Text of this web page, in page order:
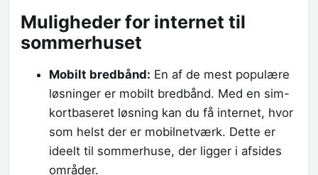
Muligheder for internet til
sommerhuset
Mobilt bredbånd: En af de mest populære
løsninger er mobilt bredbånd. Med en sim-
kortbaseret løsning kan du få internet, hvor
som helst der er mobilnetværk. Dette er
ideelt til sommerhuse, der ligger i afsides
områder.